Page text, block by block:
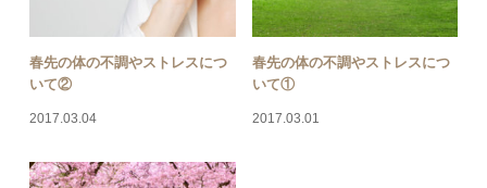
春先の体の不調やストレスにつ
いて②
2017.03.04
春先の体の不調やストレスにつ
いて①
2017.03.01